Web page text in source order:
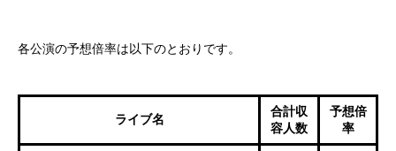
各公演の予想倍率は以下のとおりです。
ライブ名
合計収
容人数
予想倍
率